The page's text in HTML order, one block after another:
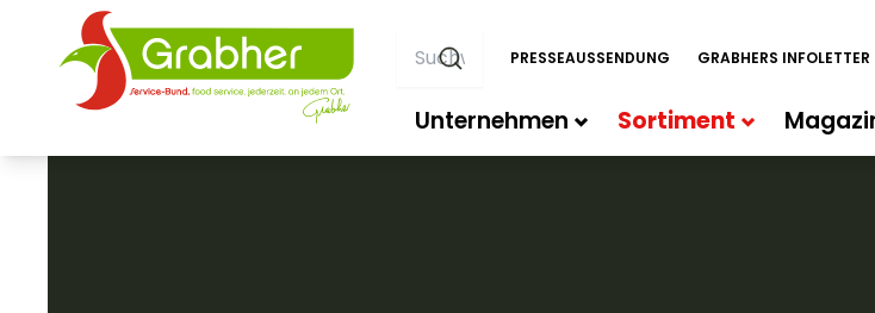
PRESSEAUSSENDUNG GRABHERS INFOLETTER
Unternehmen Sortiment